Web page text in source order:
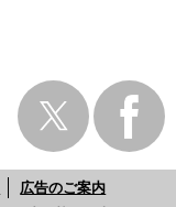
広告のご案内